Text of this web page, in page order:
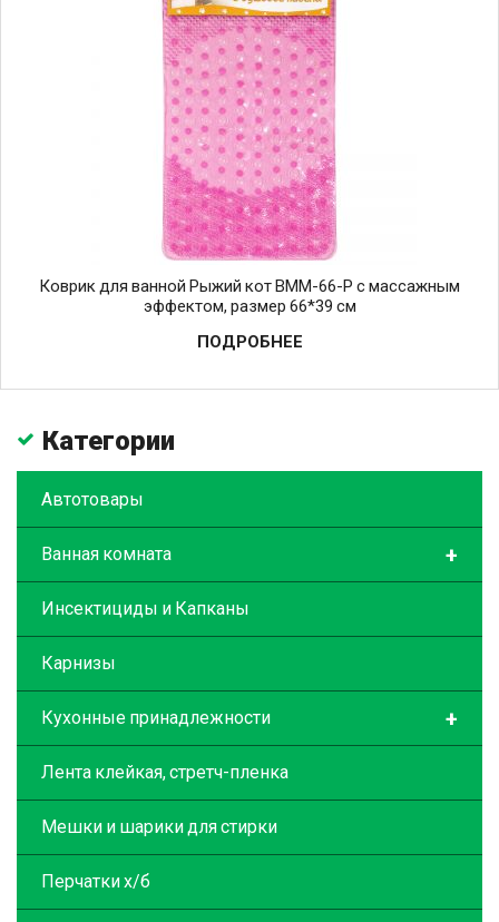
Коврик для ванной Рыжий кот BMM-66-P с массажным
эффектом, размер 66*39 см
ПОДРОБНЕЕ
Категории
Автотовары
+
Ванная комната
Инсектициды и Капканы
Карнизы
+
Кухонные принадлежности
Лента клейкая, стретч-пленка
Мешки и шарики для стирки
Перчатки х/б